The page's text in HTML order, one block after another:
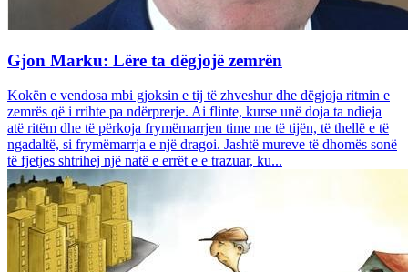
Gjon Marku: Lëre ta dëgjojë zemrën
Kokën e vendosa mbi gjoksin e tij të zhveshur dhe dëgjoja ritmin e
zemrës që i rrihte pa ndërprerje. Ai flinte, kurse unë doja ta ndieja
atë ritëm dhe të përkoja frymëmarrjen time me të tijën, të thellë e të
ngadaltë, si frymëmarrja e një dragoi. Jashtë mureve të dhomës sonë
të fjetjes shtrihej një natë e errët e e trazuar, ku...